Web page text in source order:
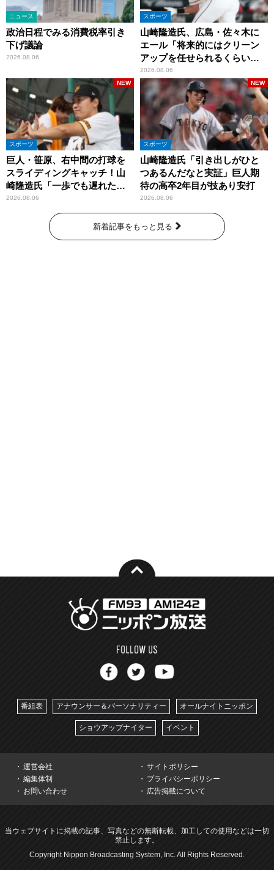
ニュース
政治日程でみる消費税率引き
下げ議論
2026.08.06
スポーツ
山崎隆造氏、広島・佐々木に
エール「将来的にはクリーン
アップを任せられるくらいま
では成長して」
2026.08.06
スポーツ
巨人・笹原、右中間の打球を
スライディングキャッチ！山
崎隆造氏「一歩でも遅れた
ら…」
2026.08.06
NEW
スポーツ
山崎隆造氏「引き出しがひと
つあるんだなと実証」巨人期
待の高卒2年目が技あり安打
2026.08.06
NEW
新着記事をもっと見る
番組表 アナウンサー＆パーソナリティー オールナイトニッポン
ショウアップナイター イベント
運営会社
サイトポリシー
編集体制
プライバシーポリシー
お問い合わせ
広告掲載について
当ウェブサイトに掲載の記事、写真などの無断転載、加工しての使用などは一切
禁止します。
Copyright Nippon Broadcasting System, Inc. All Rights Reserved.